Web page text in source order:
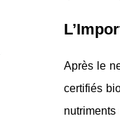
Après le
certifiés